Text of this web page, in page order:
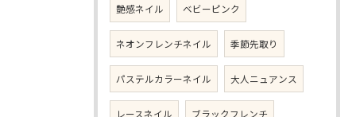
艶感ネイル ベビーピンク
ネオンフレンチネイル 季節先取り
パステルカラーネイル 大人ニュアンス
レースネイル ブラックフレンチ